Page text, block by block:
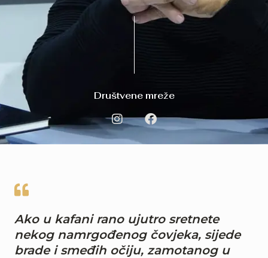
Društvene mreže
I
n
s
m
F
a
c
Ako u kafani rano ujutro sretnete
nekog namrgođenog čovjeka, sijede
brade i smeđih očiju, zamotanog u